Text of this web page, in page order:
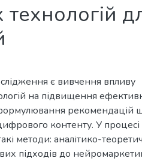
є вивчення впливу
на підвищення
рекомендацій
контенту. У
методи: аналітико-
підходів до